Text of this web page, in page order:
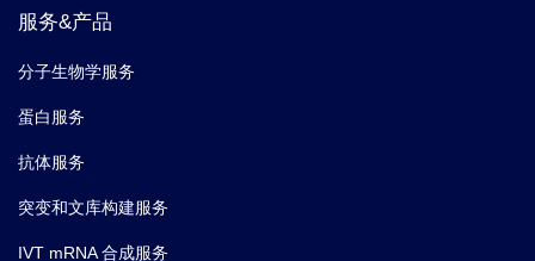
服务&产品
分子生物学服务
蛋白服务
抗体服务
突变和文库构建服务
IVT mRNA 合成服务